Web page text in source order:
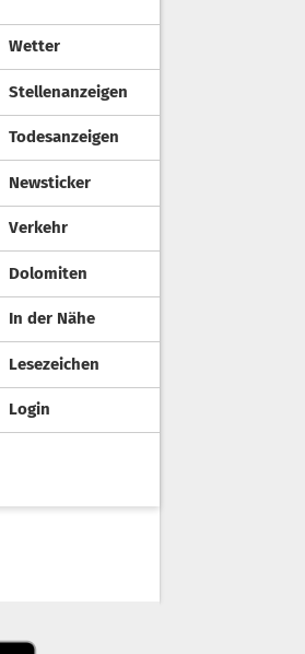
Wetter
Stellenanzeigen
Todesanzeigen
Newsticker
Verkehr
Dolomiten
In der Nähe
Lesezeichen
Login